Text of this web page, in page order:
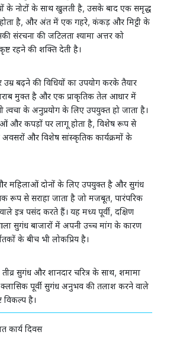
के नोटों के साथ खुलती है, उसके बाद एक समृद्ध
है, और अंत में एक गहरे, कंकड़ और मिट्टी के
संरचना की जटिलता श्यामा अत्तर को
रहने की शक्ति देती है।
बढ़ने की विधियों का उपयोग करके तैयार
शराब मुक्त है और एक प्राकृतिक तेल आधार में
त्वचा के अनुप्रयोग के लिए उपयुक्त हो जाता है।
और कपड़ों पर लागू होता है, विशेष रूप से
अवसरों और विशेष सांस्कृतिक कार्यक्रमों के
महिलाओं दोनों के लिए उपयुक्त है और सुगंध
रूप से सराहा जाता है जो मजबूत, पारंपरिक
पसंद करते हैं। यह मध्य पूर्वी, दक्षिण
आला सुगंध बाजारों में अपनी उच्च मांग के कारण
के बीच भी लोकप्रिय है।
सुगंध और शानदार चरित्र के साथ, शमामा
पूर्वी सुगंध अनुभव की तलाश करने वाले
विकल्प है।
कार्य दिवस